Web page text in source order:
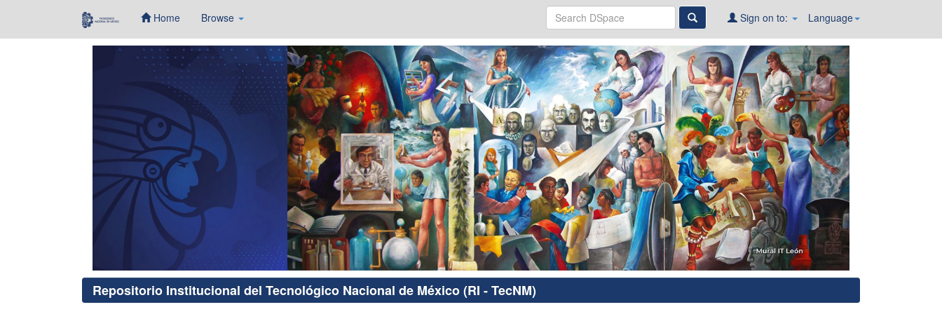
Home Browse Language
Sign on to:
Repositorio Institucional del Tecnológico Nacional de México (RI - TecNM)